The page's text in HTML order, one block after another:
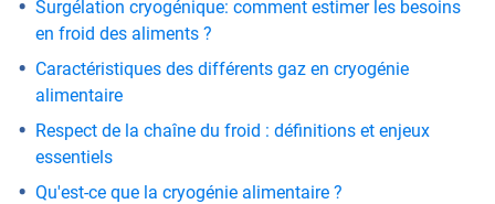
Surgélation cryogénique: comment estimer les besoins
en froid des aliments ?
Caractéristiques des différents gaz en cryogénie
alimentaire
Respect de la chaîne du froid : définitions et enjeux
essentiels
Qu'est-ce que la cryogénie alimentaire ?